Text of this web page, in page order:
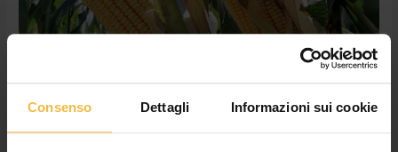
Consenso Dettagli Informazioni sui cookie
agire